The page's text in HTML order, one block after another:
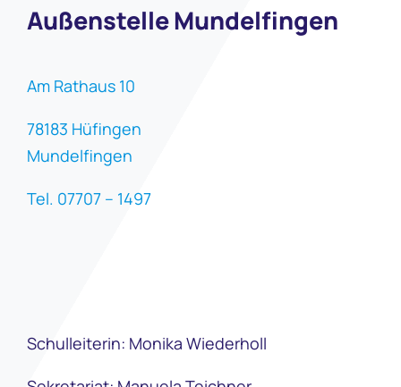
Außenstelle Mundelfingen
Am Rathaus 10
78183 Hüfingen
Mundelfingen
Tel. 07707 – 1497
Schulleiterin: Monika Wiederholl